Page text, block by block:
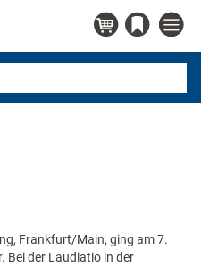
Frankfurt/Main, ging am 7.
Bei der Laudiatio in der